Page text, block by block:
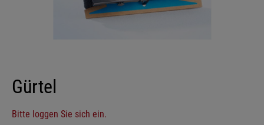
Gürtel
Bitte loggen Sie sich ein.